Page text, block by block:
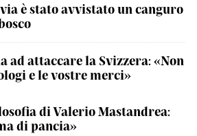
è stato avvistato un canguro
ad attaccare la Svizzera: «Non
e le vostre merci»
di Valerio Mastandrea:
di pancia»